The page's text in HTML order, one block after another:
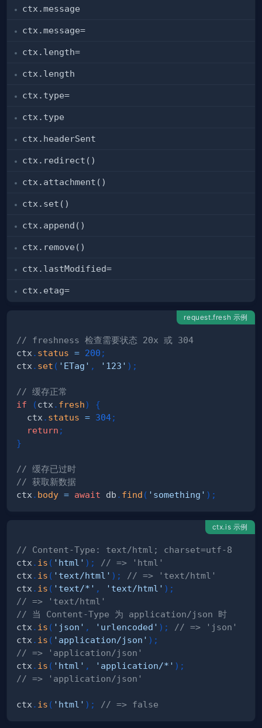
ctx.message
ctx.message=
ctx.length=
ctx.length
ctx.type=
ctx.type
ctx.headerSent
ctx.redirect()
ctx.attachment()
ctx.set()
ctx.append()
ctx.remove()
ctx.lastModified=
ctx.etag=
request.fresh 示例
// freshness 检查需要状态 20x 或 304
ctx . status = 200 ;
ctx . set ( 'ETag' , '123' ) ;
// 缓存正常
if
(ctx . fresh)
{
  ctx
. status = 304;
return ;
}
// 缓存已过时
// 获取新数据
ctx . body = await db . find ( 'something' ) ;
ctx.is 示例
// Content-Type: text/html; charset=utf-8
ctx . is ( 'html' ) ;
// => 'html'
ctx . is ( 'text/html' ) ;
// => 'text/html'
ctx . is ( 'text/*' , 'text/html' ) ;
// => 'text/html'
// 当 Content-Type 为 application/json 时
ctx . is ( 'json' , 'urlencoded' ) ;
// => 'json'
ctx . is ( 'application/json' ) ;
// => 'application/json'
ctx . is ( 'html' , 'application/*' ) ;
// => 'application/json'
ctx . is ( 'html' ) ; // => false